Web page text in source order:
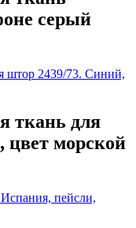
серый
ткань для
цвет морской